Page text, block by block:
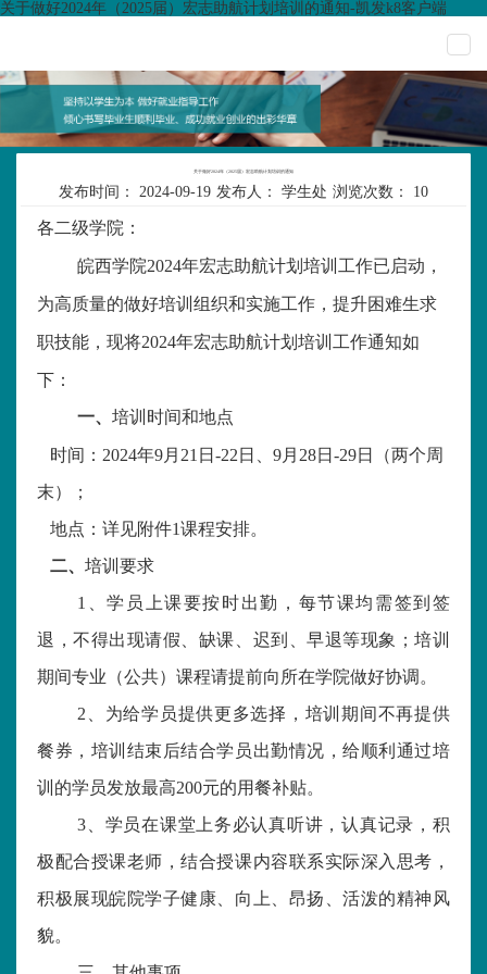
关于做好2024年（2025届）宏志助航计划培训的通知-凯发k8客户端
关于做好2024年（2025届）宏志助航计划培训的通知
发布时间： 2024-09-19 发布人： 学生处 浏览次数： 10
各二级学院：
皖西学院2024年宏志助航计划培训工作已启动，
为高质量的做好培训组织和实施工作，提升困难生求
职技能，现将2024年宏志助航计划培训工作通知如
下：
一、培训时间和地点
时间： 2024年9月21日-22日、9月28日-29日（两个周
末）；
地点：详见附件1课程安排。
二、培训要求
1、学员上课要按时出勤，每节课均需签到签
退，不得出现请假、缺课、迟到、早退等现象 ；培训
期间专业（公共）课程请提前向所在学院做好协调。
2、为给学员提供更多选择，培训期间不再提供
餐券，培训结束后结合学员出勤情况，给顺利通过培
训的学员发放最高200元的用餐补贴。
3、学员在课堂上务必认真听讲，认真记录，积
极配合授课老师，结合授课内容联系实际深入思考，
积极展现皖院学子健康、 向上、 昂扬、活泼的精神风
貌。